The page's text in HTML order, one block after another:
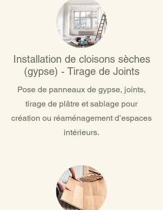
Installation de cloisons sèches
(gypse) - Tirage de Joints
Pose de panneaux de gypse, joints,
tirage de plâtre et sablage pour
création ou réaménagement d’espaces
intérieurs.